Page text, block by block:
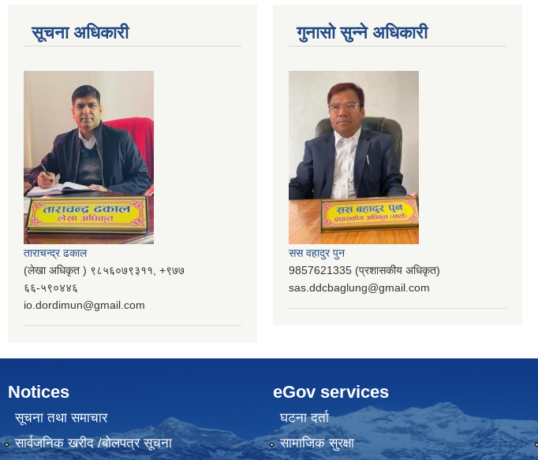
सूचना अधिकारी
ताराचन्द्र ढकाल
(लेखा अधिकृत ) ९८५६०७९३११, ‌‍‍+९७७
६६-५९०४४६
io.dordimun@gmail.com
गुनासो सुन्ने अधिकारी
सस वहादुर पुन
9857621335 (प्रशासकीय अधिकृत)
sas.ddcbaglung@gmail.com
Notices
सूचना तथा समाचार
सार्वजनिक खरीद /बोलपत्र सूचना
eGov services
घटना दर्ता
सामाजिक सुरक्षा